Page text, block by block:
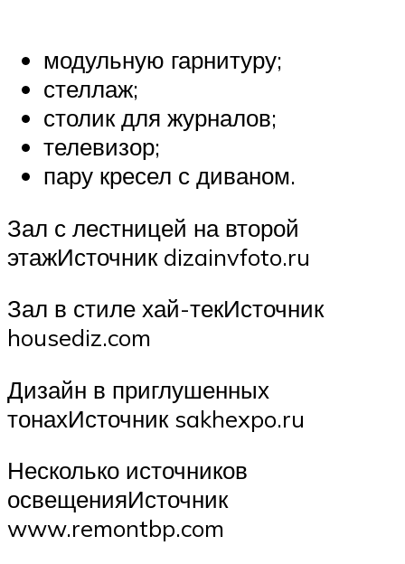
модульную гарнитуру;
стеллаж;
столик для журналов;
телевизор;
пару кресел с диваном.
Зал с лестницей на второй
этажИсточник dizainvfoto.ru
Зал в стиле хай-текИсточник
housediz.com
Дизайн в приглушенных
тонахИсточник sakhexpo.ru
Несколько источников
освещенияИсточник
www.remontbp.com